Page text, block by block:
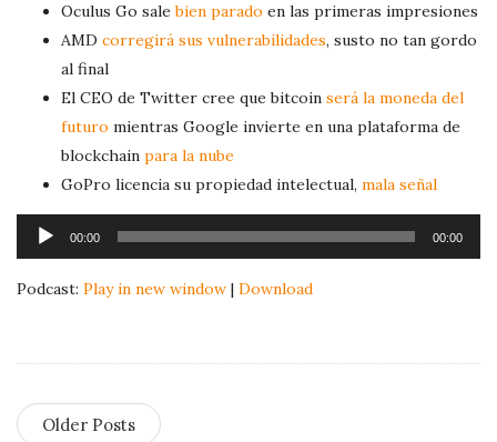
Oculus Go salebien parado en las primeras impresiones
AMD corregirá sus vulnerabilidades, susto no tan gordo
al final
El CEO de Twitter cree que bitcoin será la moneda del
futuro mientras Google invierte en una plataforma de
blockchain para la nube
GoPro licencia su propiedad intelectual, mala señal
u
d
a
00:00 00:00
Podcast: Play in new window | Download
Older Posts